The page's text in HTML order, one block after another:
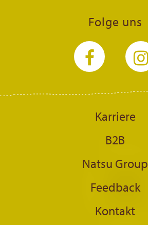
Folge uns
Karriere
B2B
Natsu Group
Feedback
Kontakt